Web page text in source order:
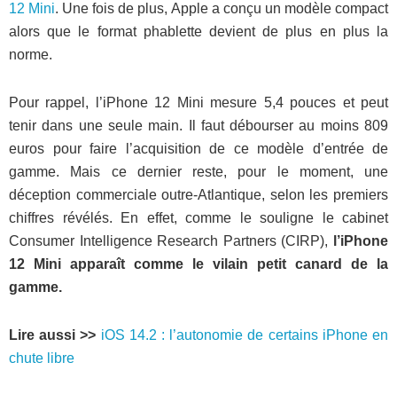
12 Mini. Une fois de plus, Apple a conçu un modèle compact
alors que le format phablette devient de plus en plus la
norme.
Pour rappel, l’iPhone 12 Mini mesure 5,4 pouces et peut
tenir dans une seule main. Il faut débourser au moins 809
euros pour faire l’acquisition de ce modèle d’entrée de
gamme. Mais ce dernier reste, pour le moment, une
déception commerciale outre-Atlantique, selon les premiers
chiffres révélés. En effet, comme le souligne le cabinet
Consumer Intelligence Research Partners (CIRP),
l’iPhone
12 Mini apparaît comme le vilain petit canard de la
gamme.
Lire aussi >> iOS 14.2 : l’autonomie de certains iPhone en
chute libre